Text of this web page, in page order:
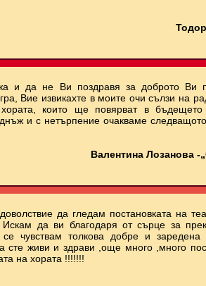
и да не Ви поздравя за доброто Ви
Вие извикахте в моите очи сълзи на
които ще повярват в бъдещето
и с нетърпение очакваме
Валентина Лозанова
да гледам постановката на
Искам да ви благодаря от сърце за
чувствам толкова добре и
сте живи и здрави ,още много ,много
на хората !!!!!!!